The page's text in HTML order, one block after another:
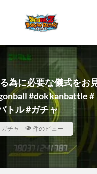
為に必要な儀式をお
#dokkanbattle #
トル #ガチャ
ガチャ 件のビュー